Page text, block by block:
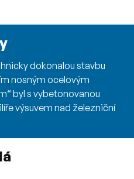
dokonalou stavbu
nosným ocelovým
byl s vybetonovanou
výsuvem nad železniční